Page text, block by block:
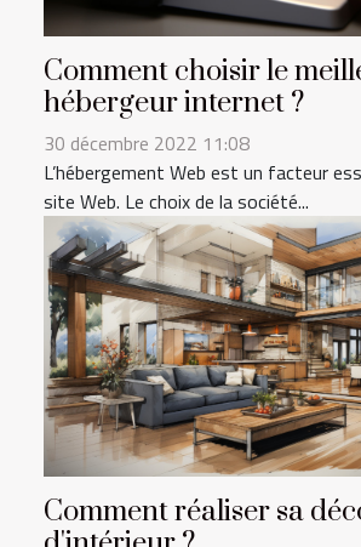
Comment choisir le
hébergeur internet ?
30 décembre 2022 11:08
L’hébergement Web est un facteur
site Web. Le choix de la société...
Comment réaliser sa